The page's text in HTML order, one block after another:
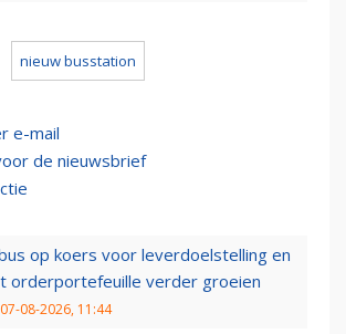
nieuw busstation
e-mail
de nieuwsbrief
op koers voor leverdoelstelling en
orderportefeuille verder groeien
07-08-2026, 11:44